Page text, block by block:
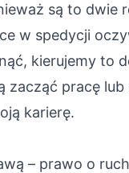
są to dwie
w spedycji
kierujemy to
zacząć pracę lub
karierę.
– prawo o